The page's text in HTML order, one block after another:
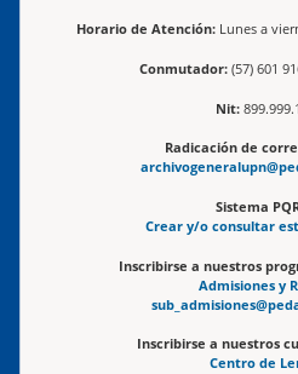
Horario de Atención: Lunes a
Conmutador: (57) 601
Nit:
Radicación de
Sistema
Crear y/o consultar
Inscribirse a nuestros
Admisiones y
Inscribirse a nuestros
Centro de